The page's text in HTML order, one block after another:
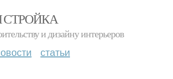
и дизайну интерьеров
статьи